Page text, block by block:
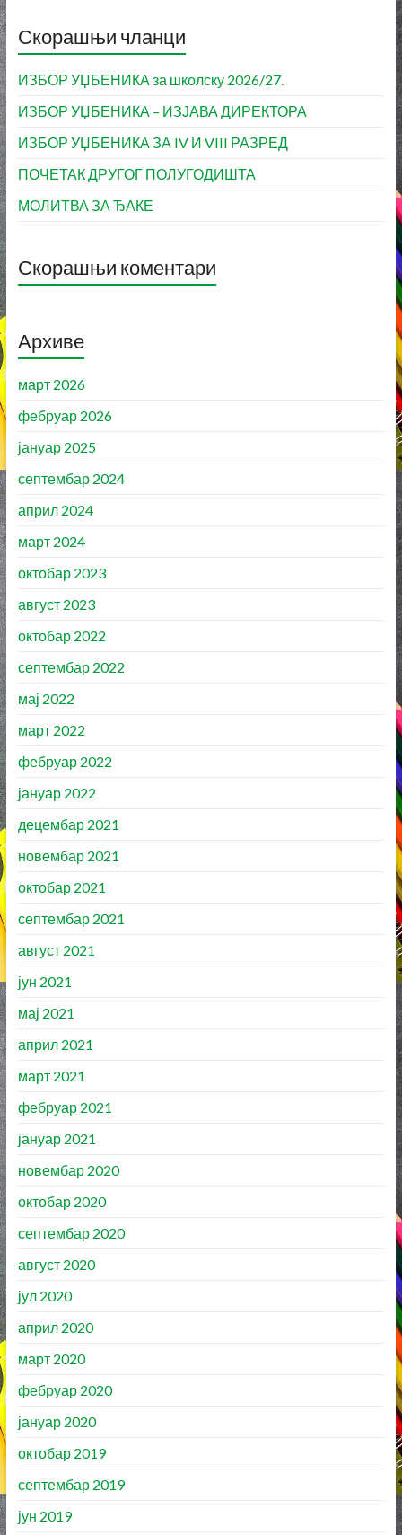
Скорашњи чланци
ИЗБОР УЏБЕНИКА за школску 2026/27.
ИЗБОР УЏБЕНИКА – ИЗЈАВА ДИРЕКТОРА
ИЗБОР УЏБЕНИКА ЗА IV И VIII РАЗРЕД
ПОЧЕТАК ДРУГОГ ПОЛУГОДИШТА
МОЛИТВА ЗА ЂАКЕ
Скорашњи коментари
Архиве
март 2026
фебруар 2026
јануар 2025
септембар 2024
април 2024
март 2024
октобар 2023
август 2023
октобар 2022
септембар 2022
мај 2022
март 2022
фебруар 2022
јануар 2022
децембар 2021
новембар 2021
октобар 2021
септембар 2021
август 2021
јун 2021
мај 2021
април 2021
март 2021
фебруар 2021
јануар 2021
новембар 2020
октобар 2020
септембар 2020
август 2020
јул 2020
април 2020
март 2020
фебруар 2020
јануар 2020
октобар 2019
септембар 2019
јун 2019